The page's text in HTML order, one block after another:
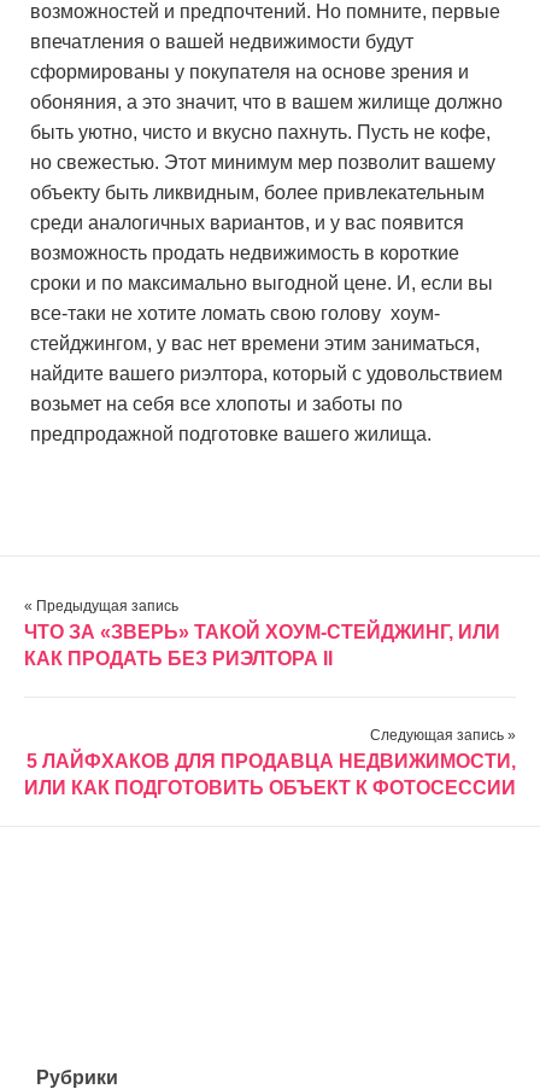
возможностей и предпочтений. Но помните, первые
впечатления о вашей недвижимости будут
сформированы у покупателя на основе зрения и
обоняния, а это значит, что в вашем жилище должно
быть уютно, чисто и вкусно пахнуть. Пусть не кофе,
но свежестью. Этот минимум мер позволит вашему
объекту быть ликвидным, более привлекательным
среди аналогичных вариантов, и у вас появится
возможность продать недвижимость в короткие
сроки и по максимально выгодной цене. И, если вы
все-таки не хотите ломать свою голову хоум-
стейджингом, у вас нет времени этим заниматься,
найдите вашего риэлтора, который с удовольствием
возьмет на себя все хлопоты и заботы по
предпродажной подготовке вашего жилища.
« Предыдущая запись
ЧТО ЗА «ЗВЕРЬ» ТАКОЙ ХОУМ-СТЕЙДЖИНГ, ИЛИ
КАК ПРОДАТЬ БЕЗ РИЭЛТОРА II
Следующая запись »
5 ЛАЙФХАКОВ ДЛЯ ПРОДАВЦА НЕДВИЖИМОСТИ,
ИЛИ КАК ПОДГОТОВИТЬ ОБЪЕКТ К ФОТОСЕССИИ
Рубрики